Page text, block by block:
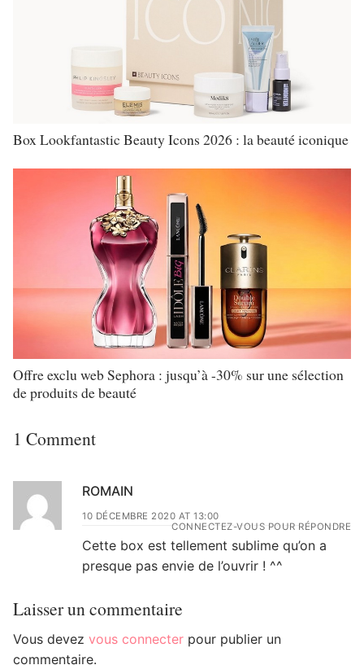
Box Lookfantastic Beauty Icons 2026 : la beauté iconique
Offre exclu web Sephora : jusqu’à -30% sur une sélection
de produits de beauté
1 Comment
ROMAIN
10 DÉCEMBRE 2020 AT 13:00
CONNECTEZ-VOUS POUR RÉPONDRE
Cette box est tellement sublime qu’on a
presque pas envie de l’ouvrir ! ^^
Laisser un commentaire
Vous devez vous connecter pour publier un
commentaire.